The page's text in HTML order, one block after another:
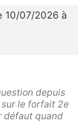
10/07/2026 à
depuis
sur le forfait 2e
défaut quand